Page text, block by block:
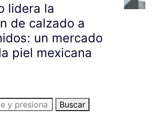
lidera la
de calzado a
un mercado
piel mexicana
Buscar